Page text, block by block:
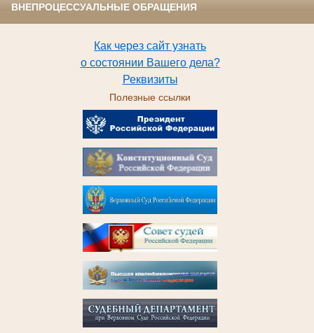
ВНЕПРОЦЕССУАЛЬНЫЕ ОБРАЩЕНИЯ
Как через сайт узнать
о состоянии Вашего дела?
Реквизиты
Полезные ссылки